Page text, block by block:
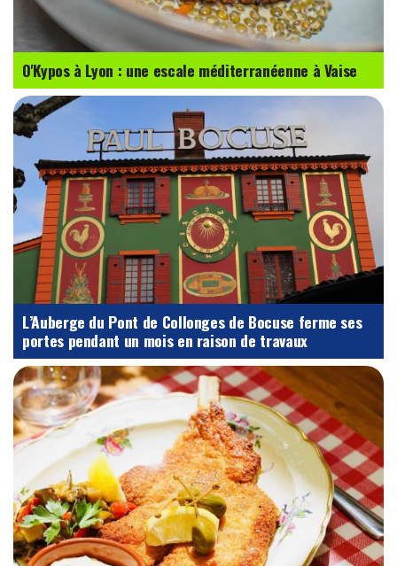
O'Kypos à Lyon : une escale méditerranéenne à Vaise
L’Auberge du Pont de Collonges de Bocuse ferme ses
portes pendant un mois en raison de travaux